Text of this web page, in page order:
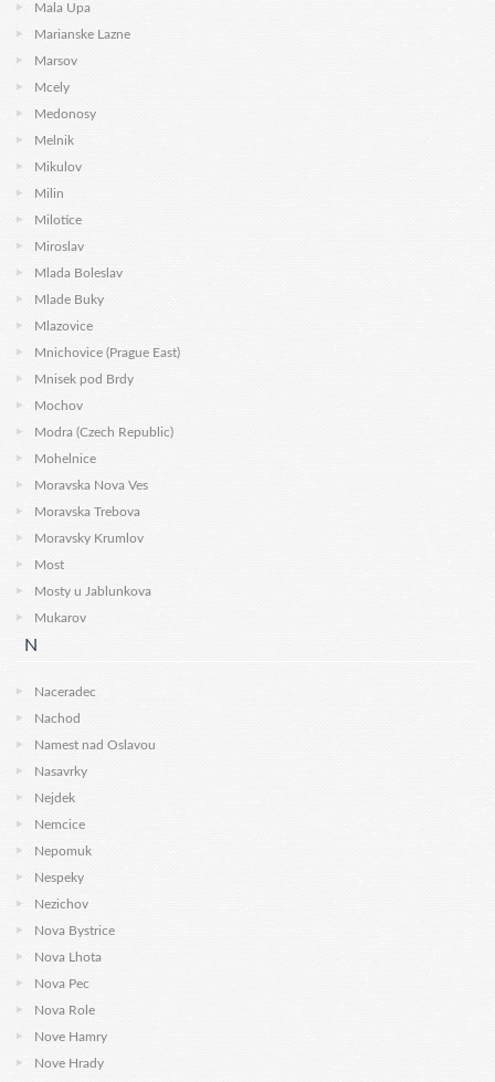
Mala Upa
Marianske Lazne
Marsov
Mcely
Medonosy
Melnik
Mikulov
Milin
Milotice
Miroslav
Mlada Boleslav
Mlade Buky
Mlazovice
Mnichovice (Prague East)
Mnisek pod Brdy
Mochov
Modra (Czech Republic)
Mohelnice
Moravska Nova Ves
Moravska Trebova
Moravsky Krumlov
Most
Mosty u Jablunkova
Mukarov
N
Naceradec
Nachod
Namest nad Oslavou
Nasavrky
Nejdek
Nemcice
Nepomuk
Nespeky
Nezichov
Nova Bystrice
Nova Lhota
Nova Pec
Nova Role
Nove Hamry
Nove Hrady